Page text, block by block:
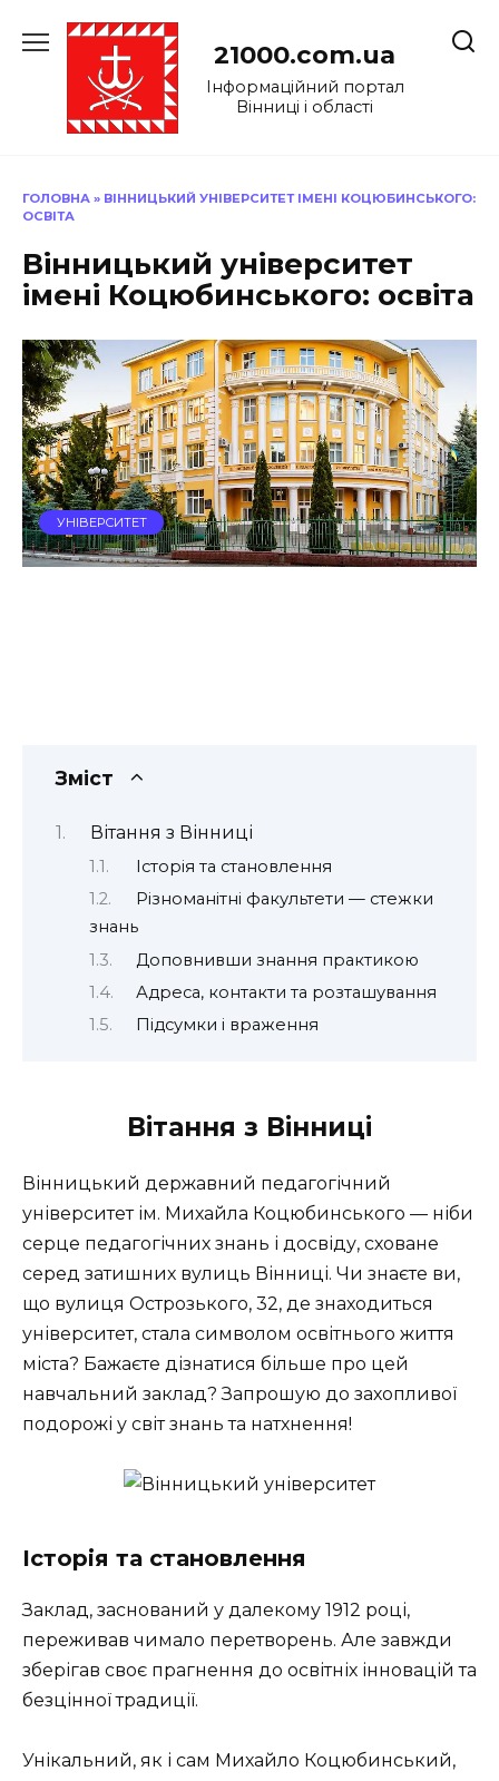
до
21000.com.ua
Інформаційний портал
Вінниці і області
ГОЛОВНА » ВІННИЦЬКИЙ УНІВЕРСИТЕТ ІМЕНІ КОЦЮБИНСЬКОГО:
ОСВІТА
Вінницький університет
імені Коцюбинського: освіта
УНІВЕРСИТЕТ
Зміст
Вітання з Вінниці
Історія та становлення
Різноманітні факультети — стежки
знань
Доповнивши знання практикою
Адреса, контакти та розташування
Підсумки і враження
Вітання з Вінниці
Вінницький державний педагогічний
університет ім. Михайла Коцюбинського — ніби
серце педагогічних знань і досвіду, сховане
серед затишних вулиць Вінниці. Чи знаєте ви,
що вулиця Острозького, 32, де знаходиться
університет, стала символом освітнього життя
міста? Бажаєте дізнатися більше про цей
навчальний заклад? Запрошую до захопливої
подорожі у світ знань та натхнення!
Історія та становлення
Заклад, заснований у далекому 1912 році,
переживав чимало перетворень. Але завжди
зберігав своє прагнення до освітніх інновацій та
безцінної традиції.
Унікальний, як і сам Михайло Коцюбинський,